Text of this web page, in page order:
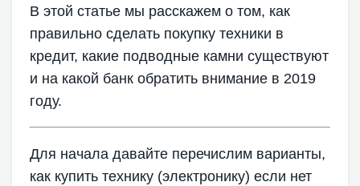
В этой статье мы расскажем о том, как
правильно сделать покупку техники в
кредит, какие подводные камни существуют
и на какой банк обратить внимание в 2019
году.
Для начала давайте перечислим варианты,
как купить технику (электронику) если нет